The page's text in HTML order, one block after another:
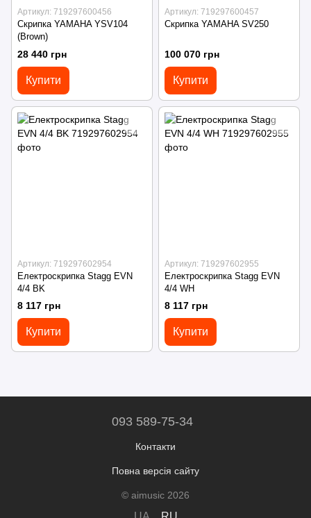
Артикул: 719297600456
Скрипка YAMAHA YSV104
(Brown)
28 440 грн
Купити
Артикул: 719297600457
Скрипка YAMAHA SV250
100 070 грн
Купити
Артикул: 719297602954
Електроскрипка Stagg EVN
4/4 BK
8 117 грн
Купити
Артикул: 719297602955
Електроскрипка Stagg EVN
4/4 WH
8 117 грн
Купити
093 589-75-34
Контакти
Повна версія сайту
© aimusic 2026